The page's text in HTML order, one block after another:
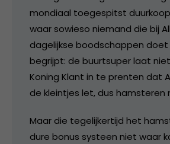
mondiaal toegespitst
waar sowieso niemand die bij
dagelijkse boodschappen
begrijpt: de buurtsuper laat
Koning Klant in te prenten dat
de kleintjes let, dus hamsteren
Maar die tegelijkertijd het
dure bonus systeen niet waar